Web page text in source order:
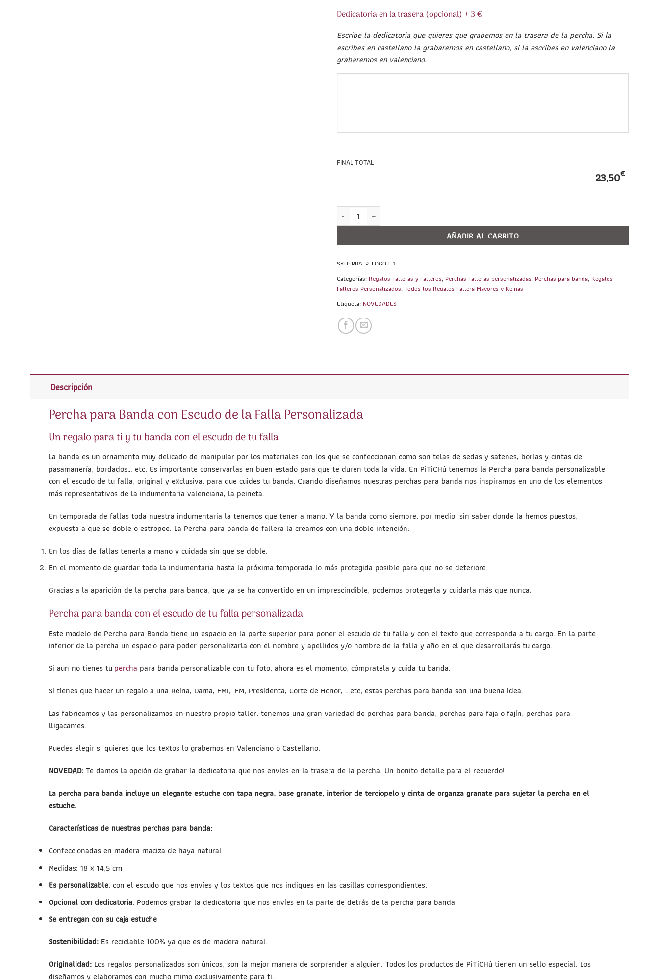
Dedicatoria en la trasera (opcional) + 3 €
Escribe la dedicatoria que quieres que grabemos en la trasera de la percha. Si la
escribes en castellano la grabaremos en castellano, si la escribes en valenciano la
grabaremos en valenciano.
FINAL TOTAL
23,50€
Percha para Banda PERSONALIZADA con Escudo de la Falla cantidad
AÑADIR AL CARRITO
SKU: PBA-P-LOGOT-1
Categorías: Regalos Falleras y Falleros, Perchas Falleras personalizadas, Perchas para banda, Regalos
Falleros Personalizados,Todos los Regalos Fallera Mayores y Reinas
Etiqueta: NOVEDADES
Descripción
Percha para Banda con Escudo de la Falla Personalizada
Un regalo para ti y tu banda con el escudo de tu falla
La banda es un ornamento muy delicado de manipular por los materiales con los que se confeccionan como son telas de sedas y satenes, borlas y cintas de
pasamanería, bordados… etc. Es importante conservarlas en buen estado para que te duren toda la vida. En PiTiCHú tenemos la Percha para banda personalizable
con el escudo de tu falla, original y exclusiva, para que cuides tu banda. Cuando diseñamos nuestras perchas para banda nos inspiramos en uno de los elementos
más representativos de la indumentaria valenciana, la peineta.
En temporada de fallas toda nuestra indumentaria la tenemos que tener a mano. Y la banda como siempre, por medio, sin saber donde la hemos puestos,
expuesta a que se doble o estropee. La Percha para banda de fallera la creamos con una doble intención:
En los días de fallas tenerla a mano y cuidada sin que se doble.
En el momento de guardar toda la indumentaria hasta la próxima temporada lo más protegida posible para que no se deteriore.
Gracias a la aparición de la percha para banda, que ya se ha convertido en un imprescindible, podemos protegerla y cuidarla más que nunca.
Percha para banda con el escudo de tu falla personalizada
Este modelo de Percha para Banda tiene un espacio en la parte superior para poner el escudo de tu falla y con el texto que corresponda a tu cargo. En la parte
inferior de la percha un espacio para poder personalizarla con el nombre y apellidos y/o nombre de la falla y año en el que desarrollarás tu cargo.
Si aun no tienes tupercha para banda personalizable con tu foto, ahora es el momento, cómpratela y cuida tu banda.
Si tienes que hacer un regalo a una Reina, Dama, FMI, FM, Presidenta, Corte de Honor, …etc, estas perchas para banda son una buena idea.
Las fabricamos y las personalizamos en nuestro propio taller, tenemos una gran variedad de perchas para banda, perchas para faja o fajín, perchas para
lligacames.
Puedes elegir si quieres que los textos lo grabemos en Valenciano o Castellano.
NOVEDAD:Te damos la opción de grabar la dedicatoria que nos envíes en la trasera de la percha. Un bonito detalle para el recuerdo!
La percha para banda incluye un elegante estuche con tapa negra, base granate, interior de terciopelo y cinta de organza granate para sujetar la percha en el
estuche.
Características de nuestras perchas para banda:
Confeccionadas en madera maciza de haya natural
Medidas: 18 x 14,5 cm
Es personalizable, con el escudo que nos envíes y los textos que nos indiques en las casillas correspondientes.
Opcional con dedicatoria. Podemos grabar la dedicatoria que nos envíes en la parte de detrás de la percha para banda.
Se entregan con su caja estuche
Sostenibilidad: Es reciclable 100% ya que es de madera natural.
Originalidad: Los regalos personalizados son únicos, son la mejor manera de sorprender a alguien. Todos los productos de PiTiCHú tienen un sello especial. Los
diseñamos y elaboramos con mucho mimo exclusivamente para ti.